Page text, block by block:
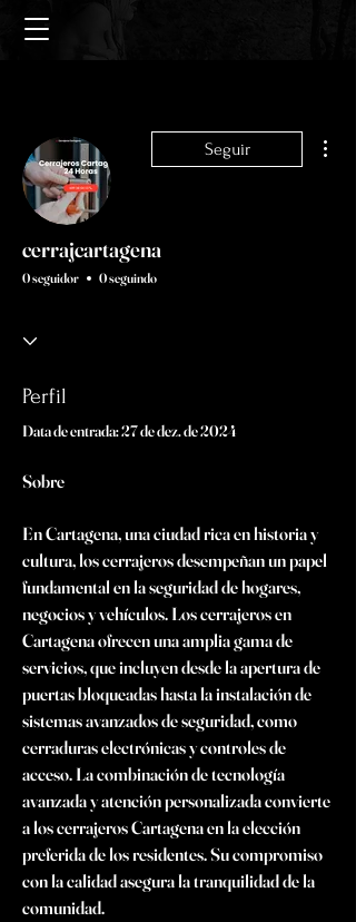
Seguir
cerrajcartagena
0 seguidor 0 seguindo
Perfil
Data de entrada: 27 de dez. de 2024
Sobre
En Cartagena, una ciudad rica en historia y
cultura, los cerrajeros desempeñan un papel
fundamental en la seguridad de hogares,
negocios y vehículos. Los cerrajeros en
Cartagena ofrecen una amplia gama de
servicios, que incluyen desde la apertura de
puertas bloqueadas hasta la instalación de
sistemas avanzados de seguridad, como
cerraduras electrónicas y controles de
acceso. La combinación de tecnología
avanzada y atención personalizada convierte
a los cerrajeros Cartagena en la elección
preferida de los residentes. Su compromiso
con la calidad asegura la tranquilidad de la
comunidad.